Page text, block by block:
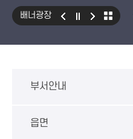
배너광장
부서안내
읍면